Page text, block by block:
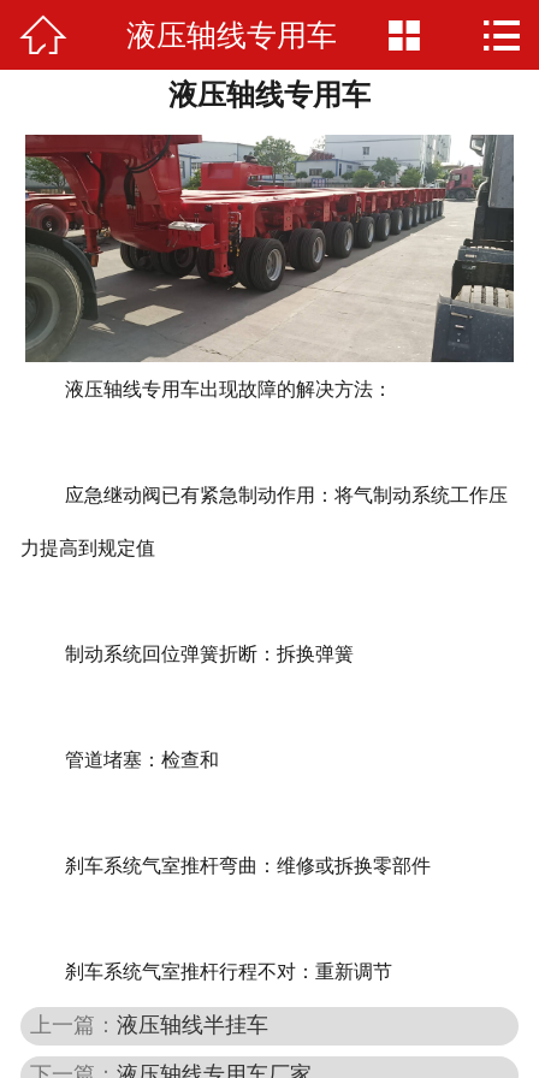
网站首页
公司简介
产品展示
厂房厂景
荣誉资质
新闻资讯
在线留言
 液压轴线专用车  
液压轴线专用车
液压轴线专用车出现故障的解决方法：
应急继动阀已有紧急制动作用：将气制动系统工作压
力提高到规定值
制动系统回位弹簧折断：拆换弹簧
管道堵塞：检查和
刹车系统气室推杆弯曲：维修或拆换零部件
刹车系统气室推杆行程不对：重新调节
上一篇：液压轴线半挂车